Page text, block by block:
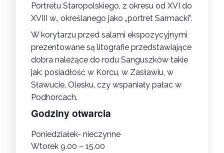
Portretu Staropolskiego, z okresu od XVI do
XVIII w., określanego jako „portret Sarmacki”.
W korytarzu przed salami ekspozycyjnymi
prezentowane są litografie przedstawiające
dobra należące do rodu Sanguszków takie
jak: posiadłość w Korcu, w Zasławiu, w
Sławucie, Olesku, czy wspaniały pałac w
Podhorcach.
Godziny otwarcia
Poniedziałek- nieczynne
Wtorek 9.00 – 15.00